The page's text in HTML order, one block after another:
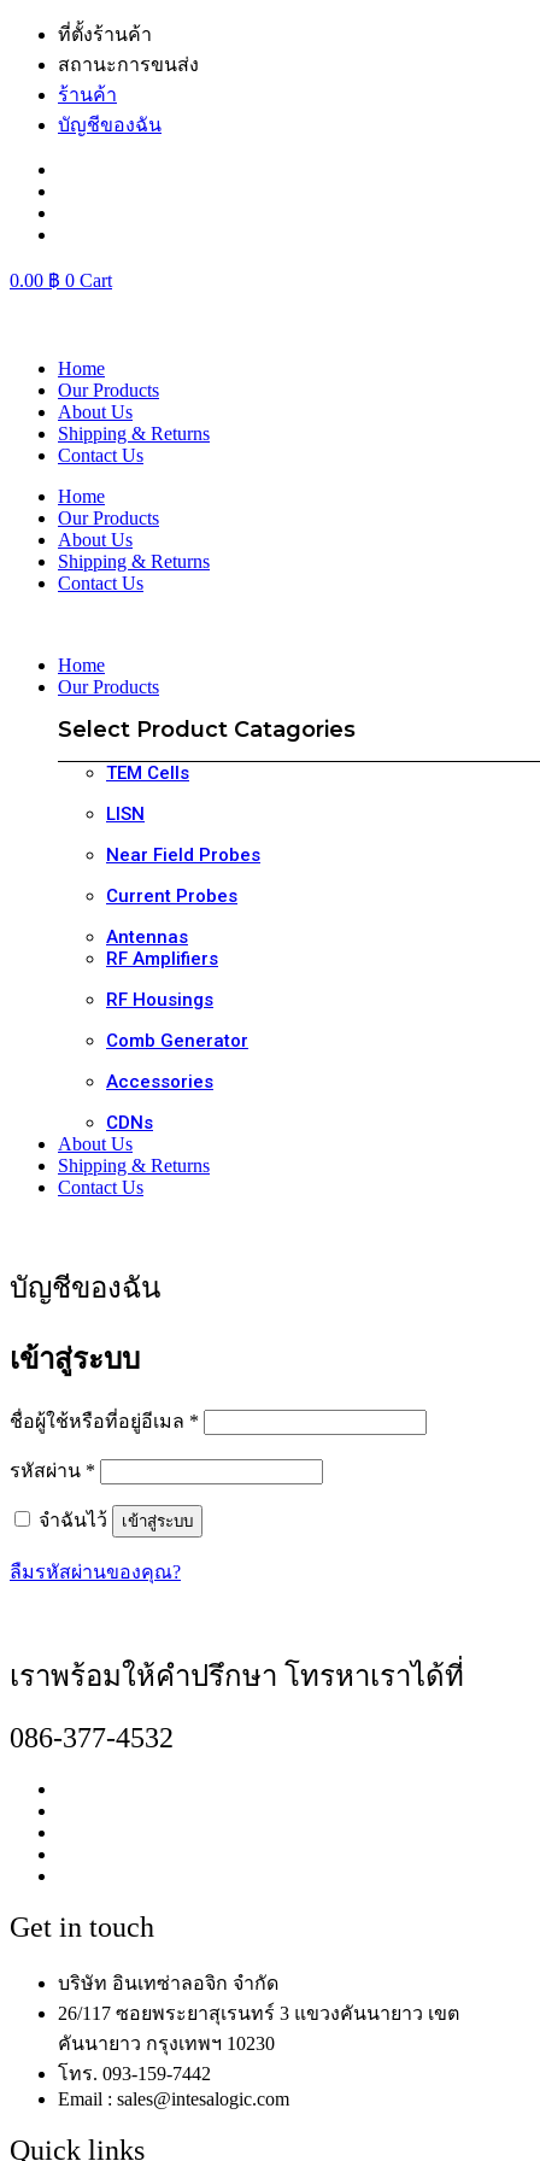
Skip
content
ที่ตั้งร้านค้า
สถานะการขนส่ง
ร้านค้า
บัญชีของฉัน
0.00 ฿ 0 Cart
Home
Our Products
About Us
Shipping & Returns
Contact Us
Home
Our Products
About Us
Shipping & Returns
Contact Us
Home
Our Products
Select Product Catagories
TEM Cells
LISN
Near Field Probes
Current Probes
Antennas
RF Amplifiers
RF Housings
Comb Generator
Accessories
CDNs
About Us
Shipping & Returns
Contact Us
บัญชีของฉัน
เข้าสู่ระบบ
ชื่อผู้ใช้หรือที่อยู่อีเมล *
รหัสผ่าน *
จำฉันไว้ เข้าสู่ระบบ
ลืมรหัสผ่านของคุณ?
เราพร้อมให้คำปรึกษา โทรหาเราได้ที่
086-377-4532
Get in touch
บริษัท อินเทซ่าลอจิก จำกัด
26/117 ซอยพระยาสุเรนทร์ 3 แขวงคันนายาว เขต
คันนายาว กรุงเทพฯ 10230
โทร. 093-159-7442
Email : sales@intesalogic.com
Quick links